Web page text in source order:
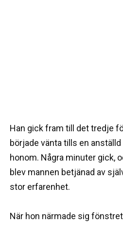
Han gick fram till det tredje
började vänta tills en
honom. Några minuter gick,
blev mannen betjänad av
stor erfarenhet.
När hon närmade sig